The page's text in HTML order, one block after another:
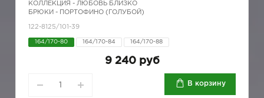
КОЛЛЕКЦИЯ - ЛЮБОВЬ БЛИЗКО
БРЮКИ - ПОРТОФИНО (ГОЛУБОЙ)
122-8125/101-39
164/170-80 164/170-84 164/170-88
9 240 руб
В корзину